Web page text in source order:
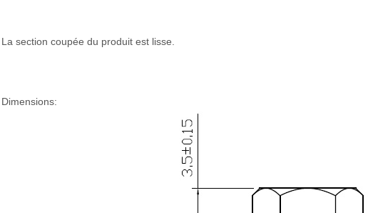
La section coupée du produit est lisse.
Dimensions: